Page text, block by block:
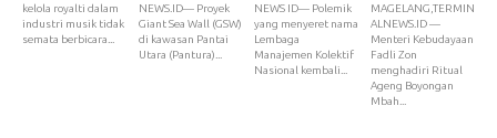
kelola royalti dalam
industri musik tidak
semata berbicara...
NEWS.ID— Proyek
Giant Sea Wall (GSW)
di kawasan Pantai
Utara (Pantura)...
NEWS ID— Polemik
yang menyeret nama
Lembaga
Manajemen Kolektif
Nasional kembali...
MAGELANG,TERMIN
ALNEWS.ID —
Menteri Kebudayaan
Fadli Zon
menghadiri Ritual
Ageng Boyongan
Mbah...